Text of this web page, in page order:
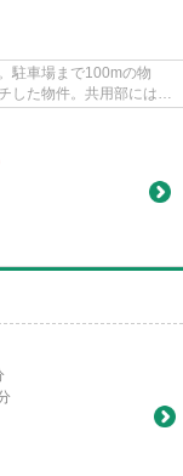
駐車場まで100mの物
した物件。共用部にはエ